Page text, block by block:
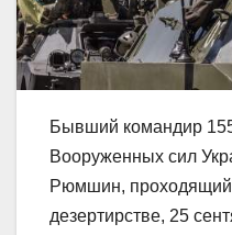
Бывший командир
Вооруженных сил
Рюмшин, проходящий
дезертирстве, 25